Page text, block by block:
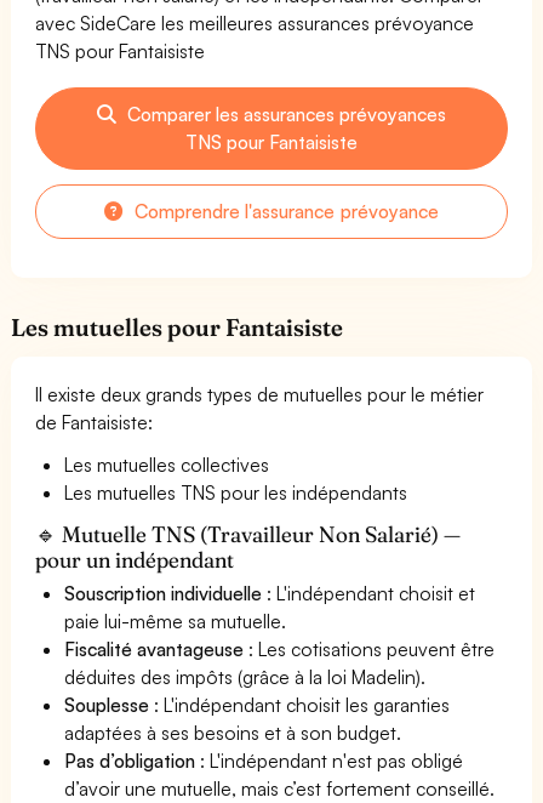
avec SideCare les meilleures assurances prévoyance
TNS pour Fantaisiste
Comparer les assurances prévoyances
TNS pour Fantaisiste
Comprendre l'assurance prévoyance
Les mutuelles pour Fantaisiste
Il existe deux grands types de mutuelles pour le métier
de Fantaisiste:
Les mutuelles collectives
Les mutuelles TNS pour les indépendants
🔹 Mutuelle TNS (Travailleur Non Salarié) —
pour un indépendant
Souscription individuelle : L'indépendant choisit et
paie lui-même sa mutuelle.
Fiscalité avantageuse : Les cotisations peuvent être
déduites des impôts (grâce à la loi Madelin).
Souplesse : L'indépendant choisit les garanties
adaptées à ses besoins et à son budget.
Pas d’obligation : L'indépendant n'est pas obligé
d’avoir une mutuelle, mais c’est fortement conseillé.